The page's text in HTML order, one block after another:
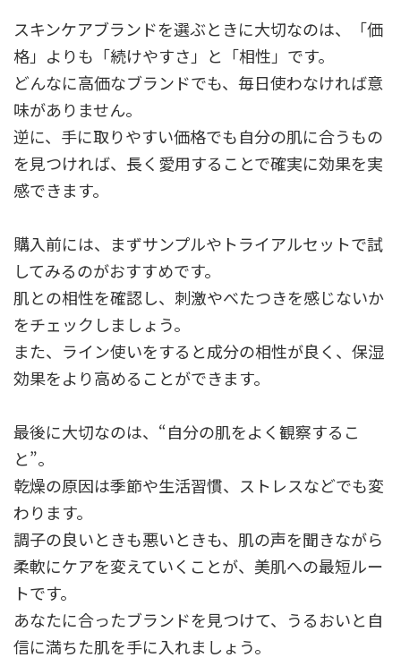
スキンケアブランドを選ぶときに大切なのは、「価
格」よりも「続けやすさ」と「相性」です。
どんなに高価なブランドでも、毎日使わなければ意
味がありません。
逆に、手に取りやすい価格でも自分の肌に合うもの
を見つければ、長く愛用することで確実に効果を実
感できます。
購入前には、まずサンプルやトライアルセットで試
してみるのがおすすめです。
肌との相性を確認し、刺激やべたつきを感じないか
をチェックしましょう。
また、ライン使いをすると成分の相性が良く、保湿
効果をより高めることができます。
最後に大切なのは、“自分の肌をよく観察するこ
と”。
乾燥の原因は季節や生活習慣、ストレスなどでも変
わります。
調子の良いときも悪いときも、肌の声を聞きながら
柔軟にケアを変えていくことが、美肌への最短ルー
トです。
あなたに合ったブランドを見つけて、うるおいと自
信に満ちた肌を手に入れましょう。